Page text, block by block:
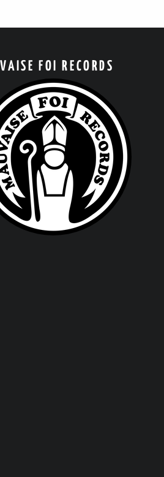
FOI RECORDS